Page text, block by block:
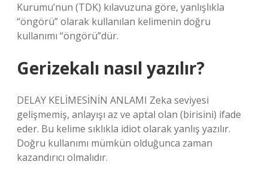
Kurumu’nun (TDK) kılavuzuna göre, yanlışlıkla
“öngörü” olarak kullanılan kelimenin doğru
kullanımı “öngörü”dür.
Gerizekalı nasıl yazılır?
DELAY KELİMESİNİN ANLAMI Zeka seviyesi
gelişmemiş, anlayışı az ve aptal olan (birisini) ifade
eder. Bu kelime sıklıkla idiot olarak yanlış yazılır.
Doğru kullanımı mümkün olduğunca zaman
kazandırıcı olmalıdır.